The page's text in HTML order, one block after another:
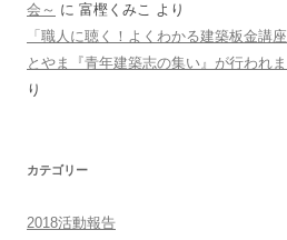
会～ に 富樫くみこ より
「職人に聴く！よくわかる建築板金講座
とやま『青年建築志の集い』が行われま
り
カテゴリー
2018活動報告